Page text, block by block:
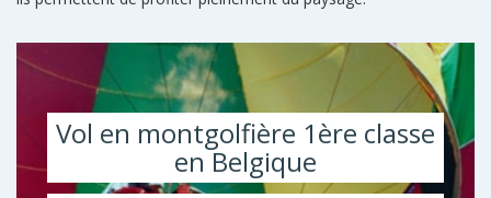
Vol en montgolfière 1ère classe
en Belgique